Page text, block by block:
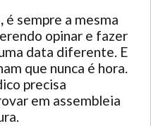
é sempre a mesma
opinar e fazer
data diferente. E
que nunca é hora.
precisa
em assembleia